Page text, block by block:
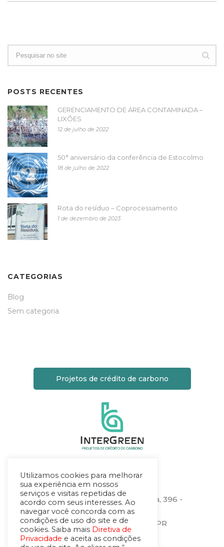
POSTS RECENTES
GERENCIAMENTO DE ÁREA CONTAMINADA –
LIXÕES
12 de julho de 2022
50° aniversário da conferência de Estocolmo
18 de julho de 2022
Rota do resíduo – Coprocessamento
1 de dezembro de 2023
CATEGORIAS
Blog
Sem categoria
Projetos de crédito de carbono
Localização
Rua Heitor Stockler de França, 396 -
sala 1506
Centro Cívico – Curitiba – PR
CEP.: 80030-030
Utilizamos cookies para melhorar
sua experiência em nossos
serviços e visitas repetidas de
acordo com seus interesses. Ao
navegar você concorda com as
condições de uso do site e de
cookies. Saiba mais Diretiva de
Privacidade e aceita as condições